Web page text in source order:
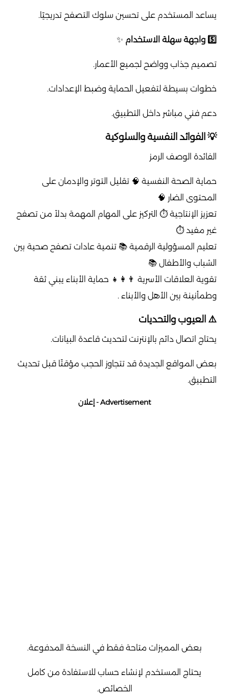
يساعد المستخدم على تحسين سلوك التصفح تدريجيًا.
5️⃣ واجهة سهلة الاستخدام ✨
تصميم جذاب وواضح لجميع الأعمار.
خطوات بسيطة لتفعيل الحماية وضبط الإعدادات.
دعم فني مباشر داخل التطبيق.
💡 الفوائد النفسية والسلوكية
الفائدة الوصف الرمز
حماية الصحة النفسية 🧠 تقليل التوتر والإدمان على
المحتوى الضار 🧠
تعزيز الإنتاجية ⏱️ التركيز على المهام المهمة بدلاً من تصفح
غير مفيد ⏱️
تعليم المسؤولية الرقمية 📚 تنمية عادات تصفح صحية بين
الشباب والأطفال 📚
تقوية العلاقات الأسرية 👨‍👩‍👧 حماية الأبناء يبني ثقة
وطمأنينة بين الأهل والأبناء .
⚠️ العيوب والتحديات
يحتاج اتصال دائم بالإنترنت لتحديث قاعدة البيانات.
بعض المواقع الجديدة قد تتجاوز الحجب مؤقتًا قبل تحديث
التطبيق.
Advertisement - إعلان
بعض المميزات متاحة فقط في النسخة المدفوعة.
يحتاج المستخدم لإنشاء حساب للاستفادة من كامل
الخصائص.